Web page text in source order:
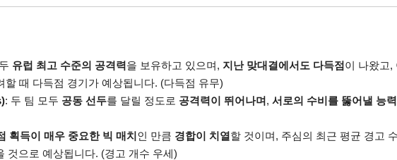
유럽 최고 수준의 공격력을 보유하고 있으며, 지난 맞대결에서도 다득점 이 나왔고,
할 때 다득점 경기가 예상됩니다. (다득점 유무)
: 두 팀 모두 공동 선두를 달릴 정도로 공격력이 뛰어나며 , 서로의 수비를 뚫어낼 능력
획득이 매우 중요한 빅 매치 인 만큼 경합이 치열 할 것이며, 주심의 최근 평균 경고
것으로 예상됩니다. (경고 개수 우세)